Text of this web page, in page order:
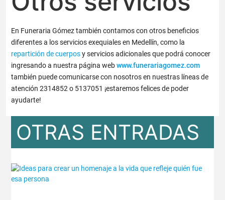
En Funeraria Gómez también contamos con otros beneficios
diferentes a los servicios exequiales en Medellín, como la
repartición de cuerposy servicios adicionales que podrá conocer
ingresando a nuestra página webwww.funerariagomez.com
también puede comunicarse con nosotros en nuestras líneas de
atención 2314852 o 5137051 ¡estaremos felices de poder
ayudarte!
OTRAS ENTRADAS